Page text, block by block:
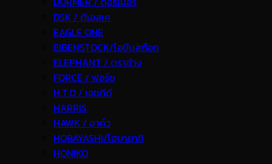
DSK / ดีเอสเค
EAGLE ONE
EIBENSTOCK/ไอบีนสต๊อก
ELEPHANT / ตราช้าง
FORCE / ฟอร์ช
H.T.D / เอชทีดี
HARRIS
HAWK / ฮาค์ว
HOBAYASHI/โฮบายาชิ
HONIKO